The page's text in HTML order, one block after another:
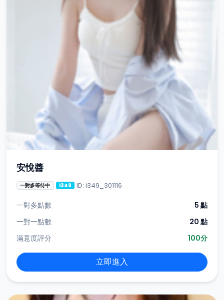
安悅醬
一對多等待中 i349 ID: i349_301116
一對多點數
5 點
一對一點數
20 點
滿意度評分
100分
立即進入